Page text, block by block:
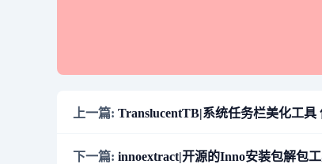
上一篇: TranslucentTB|系统任务栏美化工具
下一篇: innoextract|开源的Inno安装包解包